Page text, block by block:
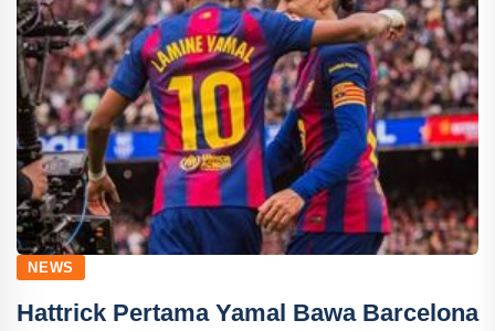
NEWS
Hattrick Pertama Yamal Bawa Barcelona